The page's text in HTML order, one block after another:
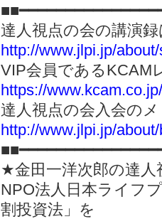
達人視点の会の講演
http://www.jlpi.jp/
VIP会員であるKCAM
https://
達人視点の会入会の
http://www.jlpi.jp/
★金田一洋次郎の達
NPO法人日本ライフ
割投資法」を